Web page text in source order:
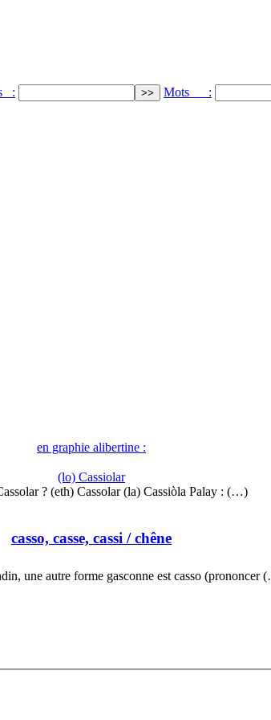
: Mots :
en graphie alibertine :
(lo) Cassiolar
? (eth) Cassolar (la) Cassiòla Palay : (…)
casso, casse, cassi / chêne
une autre forme gasconne est casso (prononcer